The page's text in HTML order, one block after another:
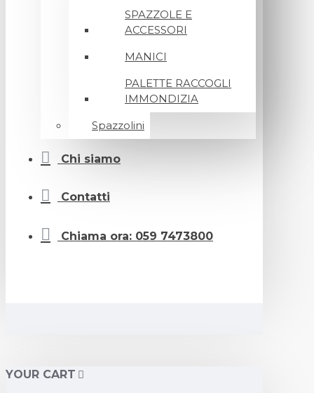
SPAZZOLE E
ACCESSORI
MANICI
PALETTE RACCOGLI
IMMONDIZIA
Spazzolini
Chi siamo
Contatti
Chiama ora: 059 7473800
YOUR CART